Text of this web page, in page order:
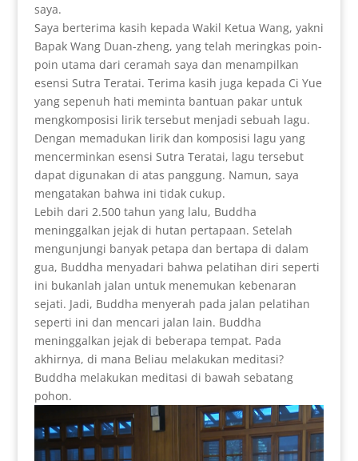
saya.
Saya berterima kasih kepada Wakil Ketua Wang, yakni
Bapak Wang Duan-zheng, yang telah meringkas poin-
poin utama dari ceramah saya dan menampilkan
esensi Sutra Teratai. Terima kasih juga kepada Ci Yue
yang sepenuh hati meminta bantuan pakar untuk
mengkomposisi lirik tersebut menjadi sebuah lagu.
Dengan memadukan lirik dan komposisi lagu yang
mencerminkan esensi Sutra Teratai, lagu tersebut
dapat digunakan di atas panggung. Namun, saya
mengatakan bahwa ini tidak cukup.
Lebih dari 2.500 tahun yang lalu, Buddha
meninggalkan jejak di hutan pertapaan. Setelah
mengunjungi banyak petapa dan bertapa di dalam
gua, Buddha menyadari bahwa pelatihan diri seperti
ini bukanlah jalan untuk menemukan kebenaran
sejati. Jadi, Buddha menyerah pada jalan pelatihan
seperti ini dan mencari jalan lain. Buddha
meninggalkan jejak di beberapa tempat. Pada
akhirnya, di mana Beliau melakukan meditasi?
Buddha melakukan meditasi di bawah sebatang
pohon.